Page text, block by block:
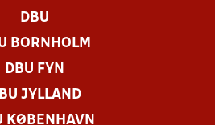
DBU
BORNHOLM
DBU FYN
JYLLAND
KØBENHAVN